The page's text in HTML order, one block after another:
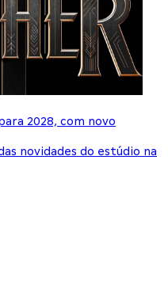
2028, com novo
novidades do estúdio na